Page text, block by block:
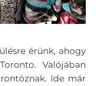
érünk, ahogy
Valójában
Ide már